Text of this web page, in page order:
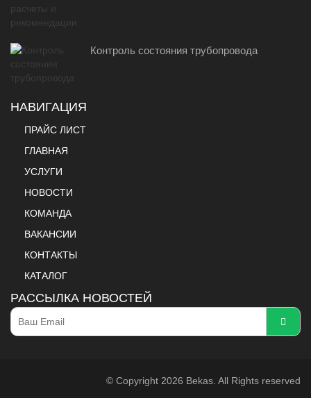
Контроль состояния трубопровода
НАВИГАЦИЯ
ПРАЙС ЛИСТ
ГЛАВНАЯ
УСЛУГИ
НОВОСТИ
КОМАНДА
ВАКАНСИИ
КОНТАКТЫ
КАТАЛОГ
РАССЫЛКА НОВОСТЕЙ
© Copyright 2026 Bekas. All Rights reserved